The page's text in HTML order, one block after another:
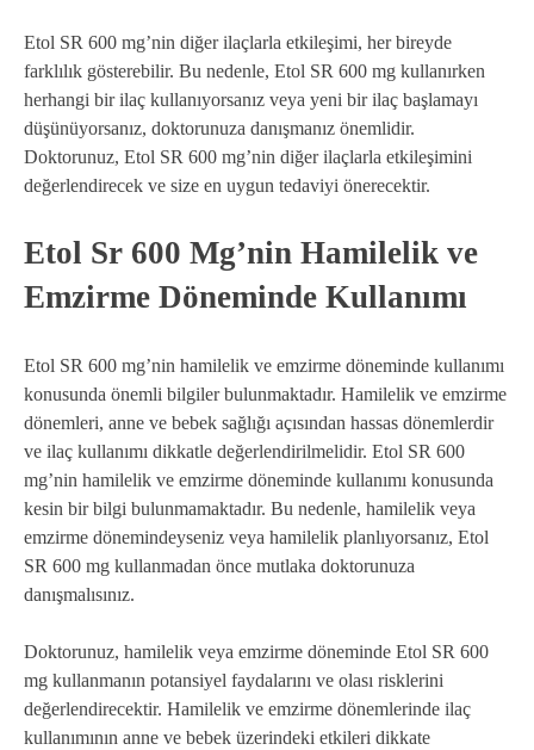
Etol SR 600 mg’nin diğer ilaçlarla etkileşimi, her bireyde
farklılık gösterebilir. Bu nedenle, Etol SR 600 mg kullanırken
herhangi bir ilaç kullanıyorsanız veya yeni bir ilaç başlamayı
düşünüyorsanız, doktorunuza danışmanız önemlidir.
Doktorunuz, Etol SR 600 mg’nin diğer ilaçlarla etkileşimini
değerlendirecek ve size en uygun tedaviyi önerecektir.
Etol Sr 600 Mg’nin Hamilelik ve
Emzirme Döneminde Kullanımı
Etol SR 600 mg’nin hamilelik ve emzirme döneminde kullanımı
konusunda önemli bilgiler bulunmaktadır. Hamilelik ve emzirme
dönemleri, anne ve bebek sağlığı açısından hassas dönemlerdir
ve ilaç kullanımı dikkatle değerlendirilmelidir. Etol SR 600
mg’nin hamilelik ve emzirme döneminde kullanımı konusunda
kesin bir bilgi bulunmamaktadır. Bu nedenle, hamilelik veya
emzirme dönemindeyseniz veya hamilelik planlıyorsanız, Etol
SR 600 mg kullanmadan önce mutlaka doktorunuza
danışmalısınız.
Doktorunuz, hamilelik veya emzirme döneminde Etol SR 600
mg kullanmanın potansiyel faydalarını ve olası risklerini
değerlendirecektir. Hamilelik ve emzirme dönemlerinde ilaç
kullanımının anne ve bebek üzerindeki etkileri dikkate